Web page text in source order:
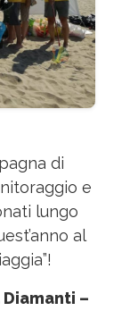
di
e
lungo
al
–